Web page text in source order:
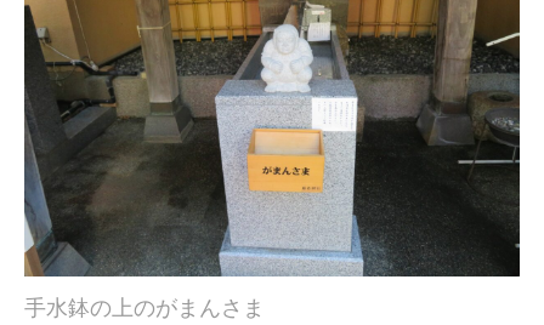
手水鉢の上のがまんさま